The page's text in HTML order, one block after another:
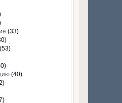
(33)
(53)
(40)